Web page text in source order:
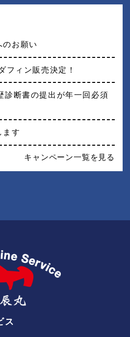
のお願い
フィン販売決定！
診断書の提出が年一回必須
ます
キャンペーン一覧を見る
ス